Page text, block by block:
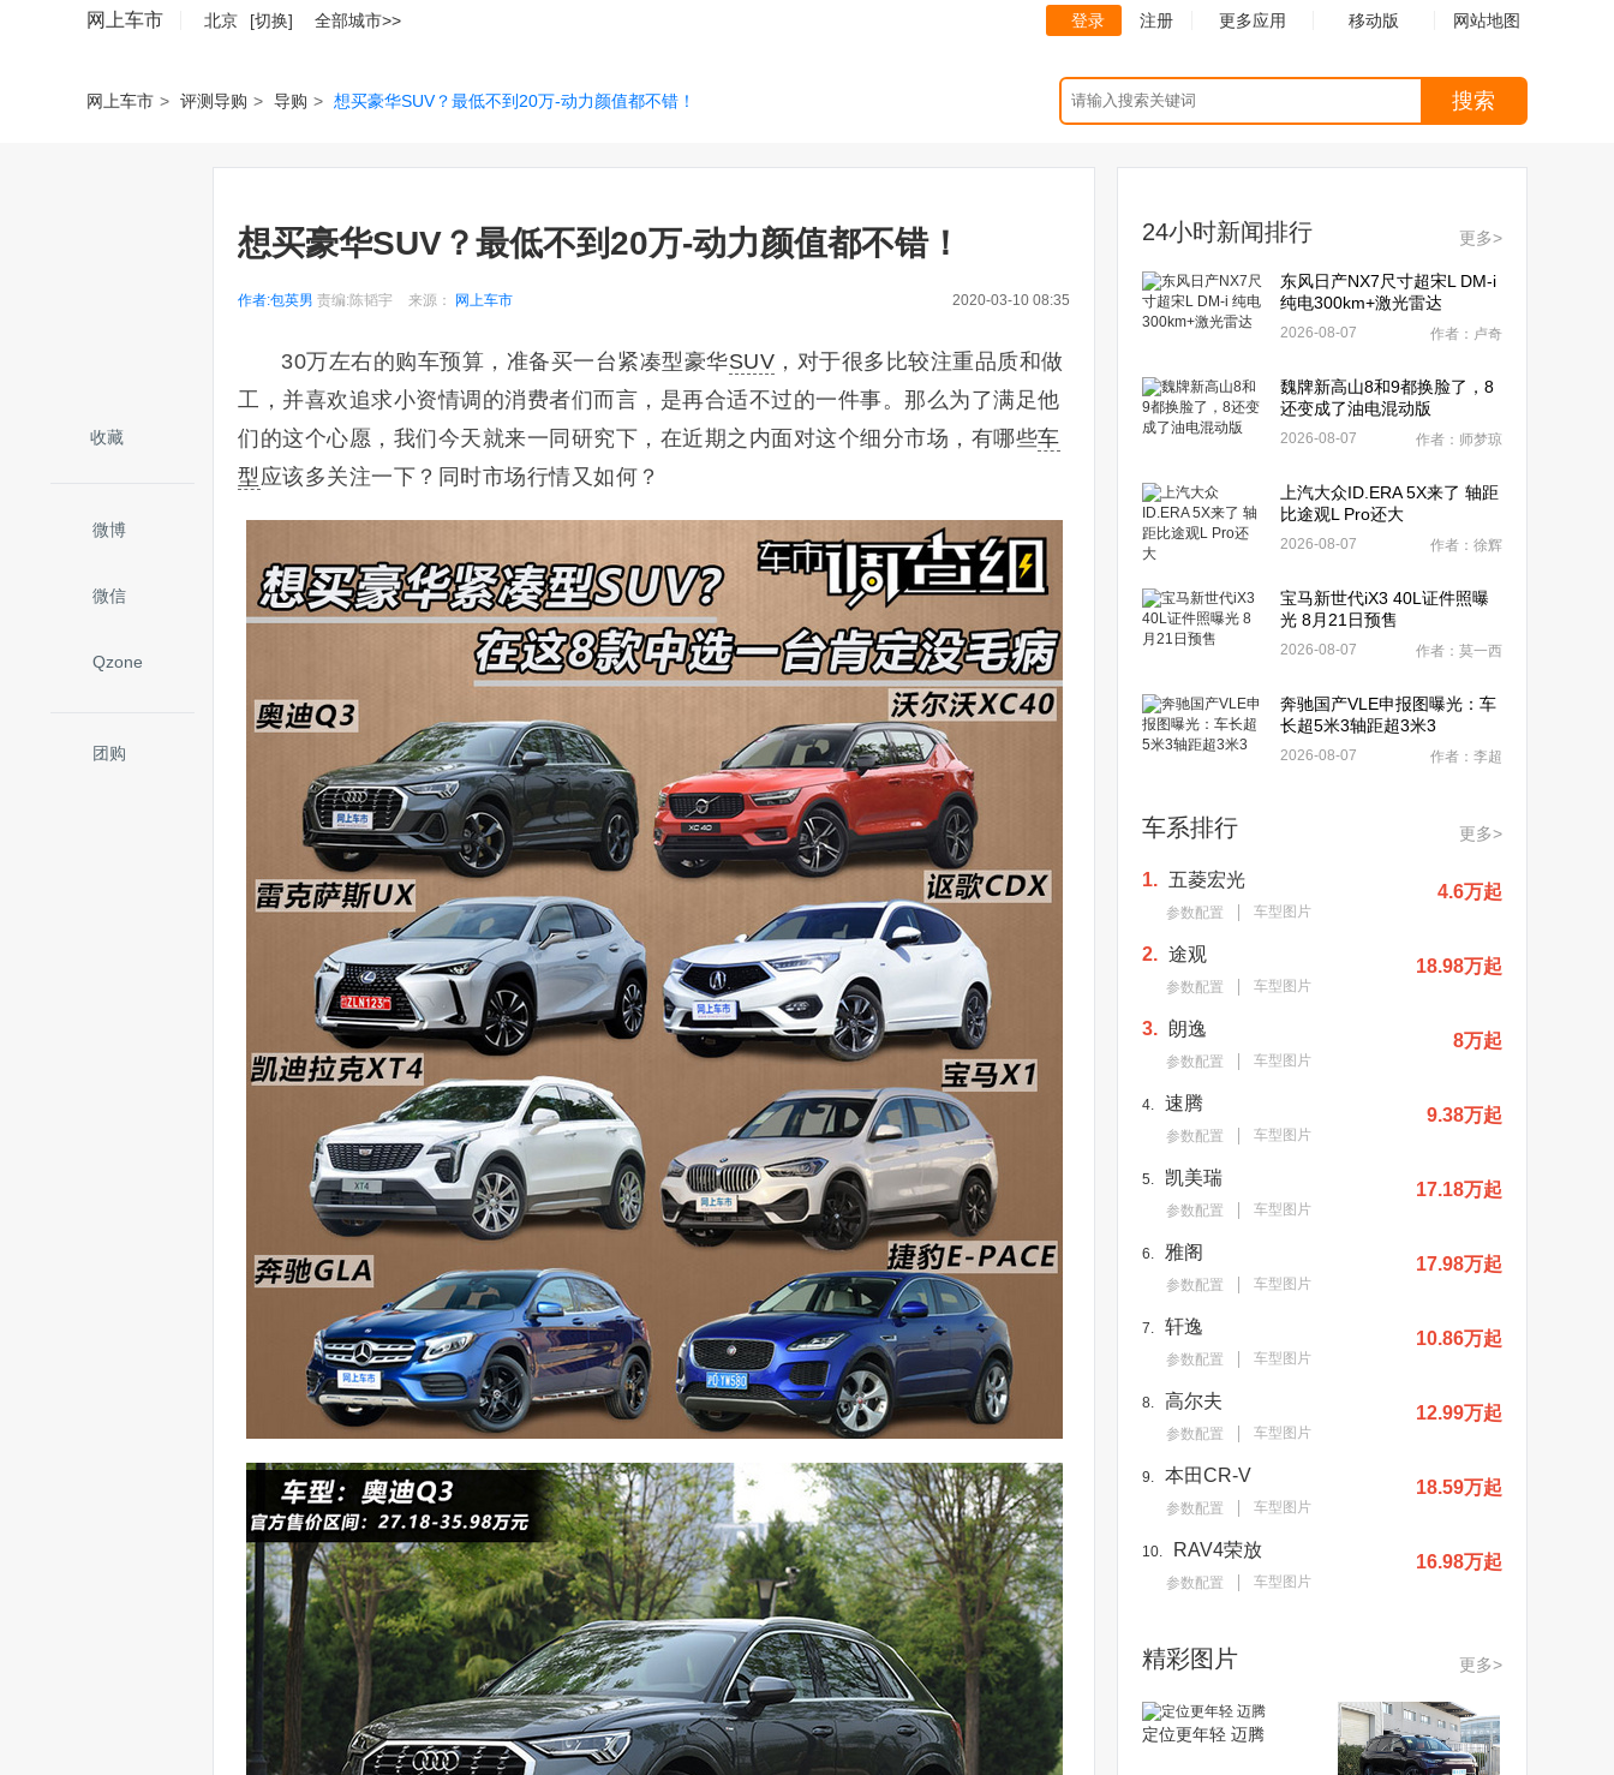
网上车市 北京 [切换] 全部城市>> 登录 注册 更多应用 移动版 网站地图
网上车市 > 评测导购 > 导购 > 想买豪华SUV？最低不到20万-动力颜值都不错！ 搜索
收藏
微博
微信
Qzone
团购
想买豪华SUV？最低不到20万-动力颜值都不错！
作者:包英男 责编:陈韬宇 来源： 网上车市 2020-03-10 08:35
30万左右的购车预算，准备买一台紧凑型豪华SUV ，对于很多比较注重品质和做
工，并喜欢追求小资情调的消费者们而言，是再合适不过的一件事。那么为了满足他
们的这个心愿，我们今天就来一同研究下，在近期之内面对这个细分市场，有哪些车
型 应该多关注一下？同时市场行情又如何？
24小时新闻排行 更多>
东风日产NX7尺寸超宋L DM-i
纯电300km+激光雷达
2026-08-07 作者：卢奇
魏牌新高山8和9都换脸了，8
还变成了油电混动版
2026-08-07 作者：师梦琼
上汽大众ID.ERA 5X来了 轴距
比途观L Pro还大
2026-08-07 作者：徐辉
宝马新世代iX3 40L证件照曝
光 8月21日预售
2026-08-07 作者：莫一西
奔驰国产VLE申报图曝光：车
长超5米3轴距超3米3
2026-08-07 作者：李超
车系排行 更多>
1. 五菱宏光
参数配置 车型图片
4.6万起
2. 途观
参数配置 车型图片
18.98万起
3. 朗逸
参数配置 车型图片
8万起
4. 速腾
参数配置 车型图片
9.38万起
5. 凯美瑞
参数配置 车型图片
17.18万起
6. 雅阁
参数配置 车型图片
17.98万起
7. 轩逸
参数配置 车型图片
10.86万起
8. 高尔夫
参数配置 车型图片
12.99万起
9. 本田CR-V
参数配置 车型图片
18.59万起
10. RAV4荣放
参数配置 车型图片
16.98万起
精彩图片 更多>
定位更年轻 迈腾